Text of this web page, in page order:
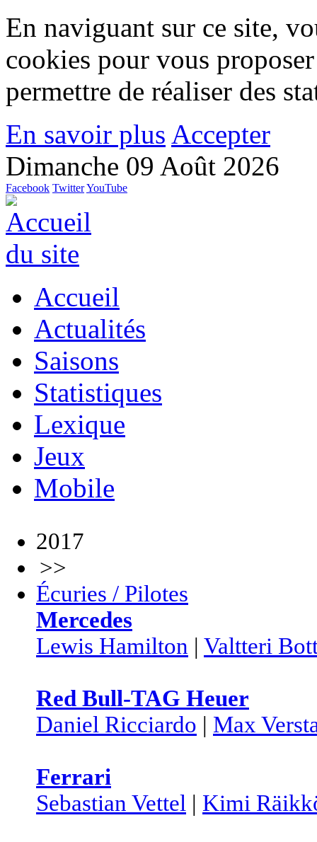
En naviguant sur ce site,
cookies pour vous
permettre de réaliser des
En savoir plus Accepter
Dimanche 09 Août 2026
Facebook TwitterYouTube
Accueil
Actualités
Saisons
Statistiques
Lexique
Jeux
Mobile
2017
>>
Écuries / Pilotes
Mercedes
Lewis Hamilton | Valtteri
Red Bull-TAG Heuer
Daniel Ricciardo | Max
Ferrari
Sebastian Vettel | Kimi